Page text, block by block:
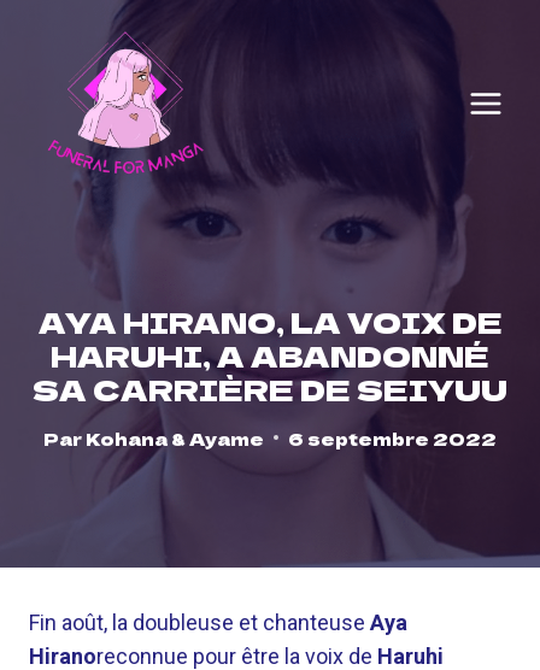
content
AYA HIRANO, LA VOIX DE
HARUHI, A ABANDONNÉ
SA CARRIÈRE DE SEIYUU
ParKohana & Ayame 6 septembre 2022
Fin août, la doubleuse et chanteuse Aya
Hiranoreconnue pour être la voix de Haruhi